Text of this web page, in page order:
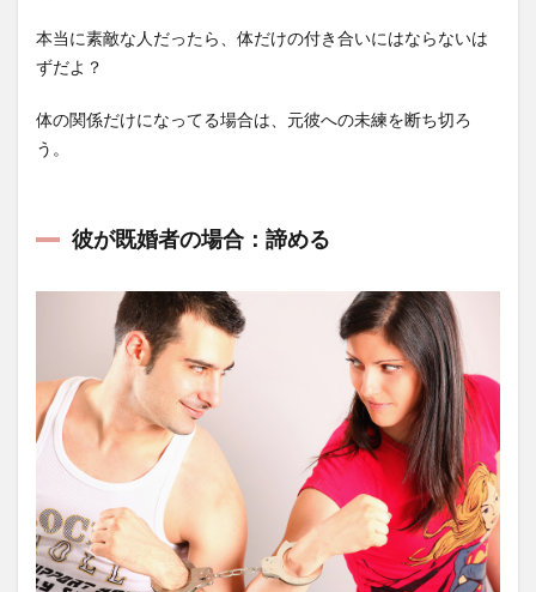
本当に素敵な人だったら、体だけの付き合いにはならないは
ずだよ？
体の関係だけになってる場合は、元彼への未練を断ち切ろ
う。
彼が既婚者の場合：諦める